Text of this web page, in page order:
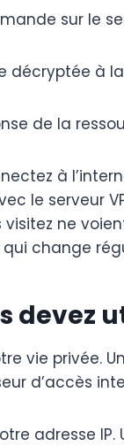
sur le
décryptée à
de la
à
le serveur
ne
change
devez
privée. Un
d’accès
IP.